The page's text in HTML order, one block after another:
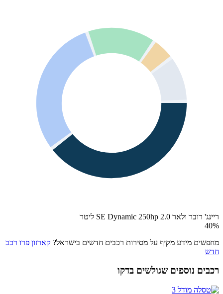
ריינג' רובר ולאר SE Dynamic 250hp 2.0 ליטר
40%
מחפשים מידע מקיף על מסירות רכבים חדשים בישראל? קארזון פרו רכב
חדש
רכבים נוספים שגולשים בדקו